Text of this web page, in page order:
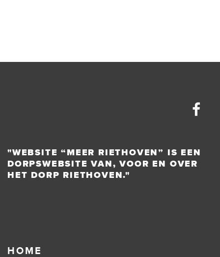
"WEBSITE “MEER RIETHOVEN” IS EEN
DORPSWEBSITE VAN, VOOR EN OVER
HET DORP RIETHOVEN."
HOME